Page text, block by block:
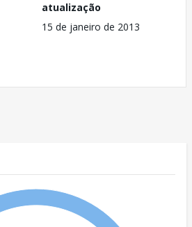
atualização
15 de janeiro de 2013